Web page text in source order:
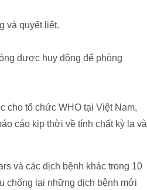
và quyết liệt.
được huy động để phòng
cho tổ chức WHO tại Việt Nam,
cáo kịp thời về tính chất kỳ lạ và
và các dịch bệnh khác trong 10
chống lại những dịch bệnh mới